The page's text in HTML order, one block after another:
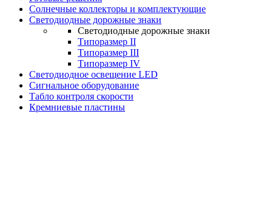
Солнечные коллекторы и комплектующие
Светодиодные дорожные знаки
Светодиодные дорожные знаки
Типоразмер II
Типоразмер III
Типоразмер IV
Светодиодное освещение LED
Сигнальное оборудование
Табло контроля скорости
Кремниевые пластины